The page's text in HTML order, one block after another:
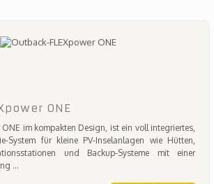
ONE
ONE im kompakten Design, ist ein voll integriertes,
System für kleine PV-Inselanlagen wie Hütten,
und Backup-Systeme mit einer
...